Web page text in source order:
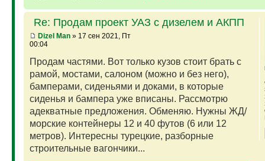
Re: Продам проект УАЗ с дизелем и АКПП
Dizel Man» 17 сен 2021, Пт
00:04
Продам частями. Вот только кузов стоит брать с
рамой, мостами, салоном (можно и без него),
бамперами, сиденьями и доками, в которые
сиденья и бампера уже вписаны. Рассмотрю
адекватные предложения. Обменяю. Нужны ЖД/
морские контейнеры 12 и 40 футов (6 или 12
метров). Интересны турецкие, разборные
строительные вагончики...